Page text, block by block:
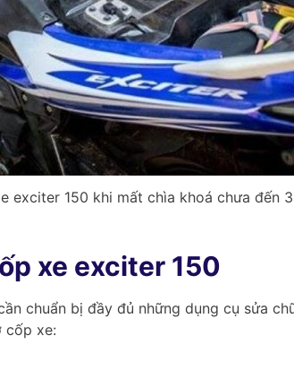
exciter 150 khi mất chìa khoá chưa đến
xe exciter 150
chuẩn bị đầy đủ những dụng cụ sửa
cốp xe: